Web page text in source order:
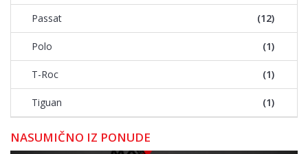
Passat (12)
Polo (1)
T-Roc (1)
Tiguan (1)
NASUMIČNO IZ PONUDE